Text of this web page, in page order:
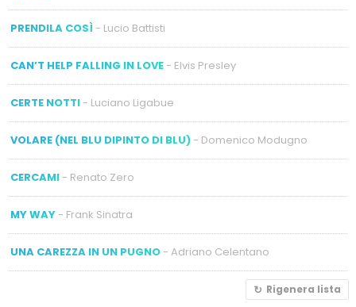
PRENDILA COSÌ - Lucio Battisti
CAN’T HELP FALLING IN LOVE- Elvis Presley
CERTE NOTTI- Luciano Ligabue
VOLARE (NEL BLU DIPINTO DI BLU)- Domenico Modugno
CERCAMI- Renato Zero
MY WAY- Frank Sinatra
UNA CAREZZA IN UN PUGNO- Adriano Celentano
Rigenera lista